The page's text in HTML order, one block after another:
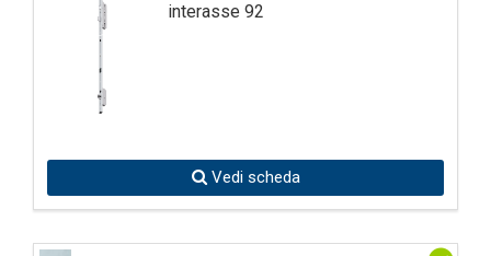
interasse 92
Vedi scheda